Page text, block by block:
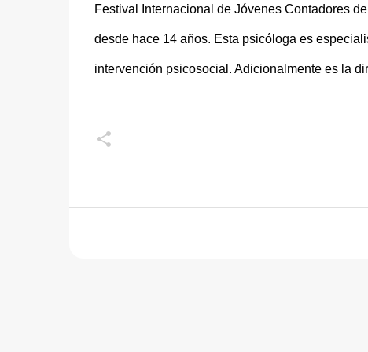
Festival Internacional de Jóvenes Contadores
desde hace 14 años. Esta psicóloga es
intervención psicosocial. Adicionalmente es la